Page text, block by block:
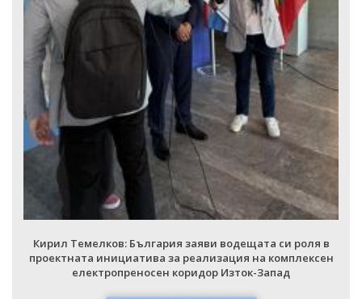
Кирил Темелков: България заяви водещата си роля в
проектната инициатива за реализация на комплексен
електропреносен коридор Изток-Запад